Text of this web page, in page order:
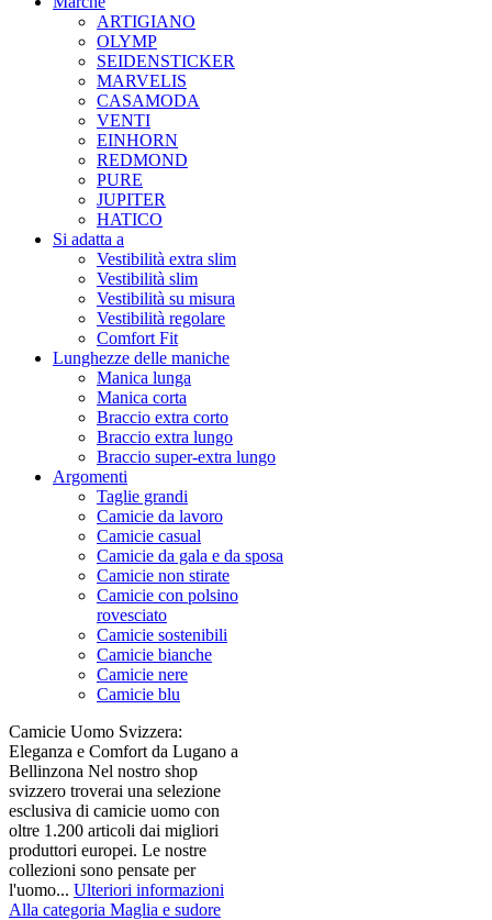
ARTIGIANO
OLYMP
SEIDENSTICKER
MARVELIS
CASAMODA
VENTI
EINHORN
REDMOND
PURE
JUPITER
HATICO
Si adatta a
Vestibilità extra slim
Vestibilità slim
Vestibilità su misura
Vestibilità regolare
Comfort Fit
Lunghezze delle maniche
Manica lunga
Manica corta
Braccio extra corto
Braccio extra lungo
Braccio super-extra lungo
Argomenti
Taglie grandi
Camicie da lavoro
Camicie casual
Camicie da gala e da sposa
Camicie non stirate
Camicie con polsino
rovesciato
Camicie sostenibili
Camicie bianche
Camicie nere
Camicie blu
Camicie Uomo Svizzera:
Eleganza e Comfort da Lugano a
Bellinzona Nel nostro shop
svizzero troverai una selezione
esclusiva di camicie uomo con
oltre 1.200 articoli dai migliori
produttori europei. Le nostre
collezioni sono pensate per
l'uomo... Ulteriori informazioni
Alla categoria Maglia e sudore